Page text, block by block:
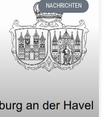
NACHRICHTEN